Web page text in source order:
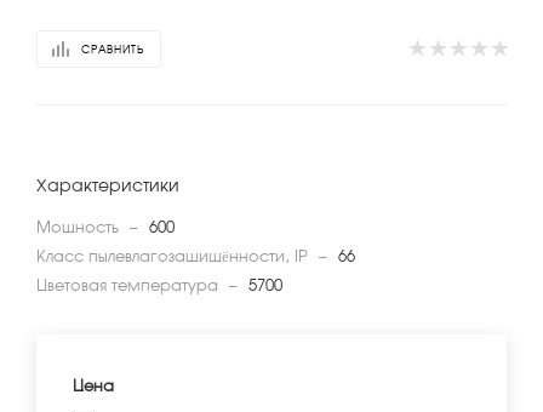
СРАВНИТЬ
Характеристики
Мощность — 600
Класс пылевлагозащищённости, IP — 66
Цветовая температура
— 5700
Цена